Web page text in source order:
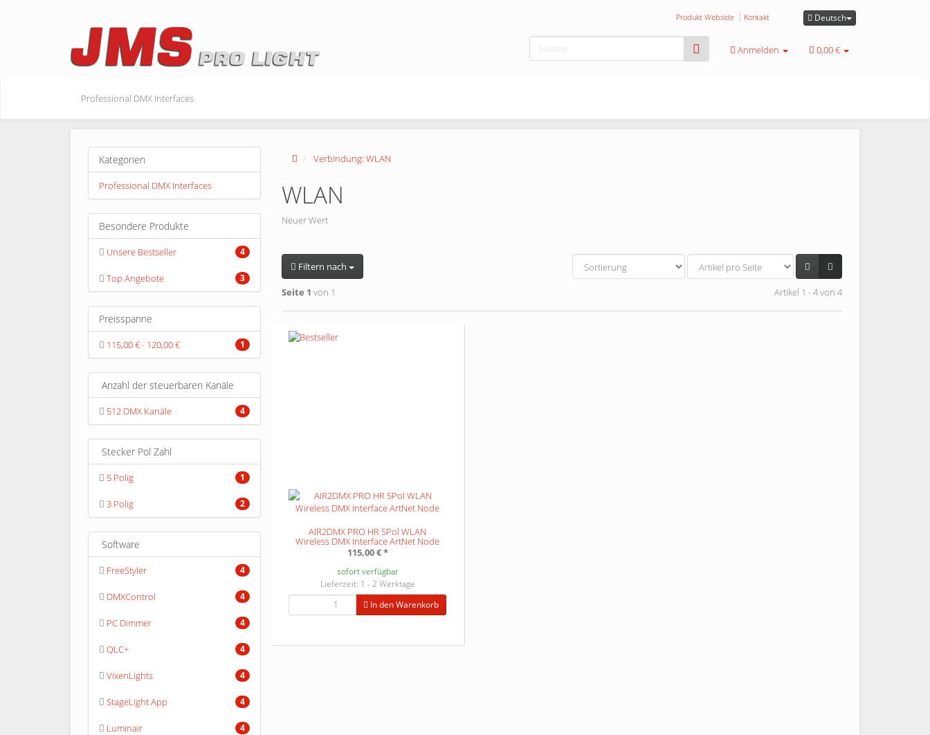
Deutsch
Produkt Webside Kontakt
Anmelden 0,00 €
Professional DMX Interfaces
Verbindung: WLAN
WLAN
Neuer Wert
Filtern nach
Seite 1 von 1 Artikel 1 - 4 von 4
AIR2DMX PRO HR 5Pol WLAN
Wireless DMX Interface ArtNet Node
115,00 €*
sofort verfügbar
Lieferzeit: 1 - 2 Werktage
In den Warenkorb
Kategorien
Professional DMX Interfaces
Besondere Produkte
4
Unsere Bestseller
3
Top Angebote
Preisspanne
1
115,00 € - 120,00 €
Anzahl der steuerbaren Kanäle
4
512 DMX Kanäle
Stecker Pol Zahl
1
5 Polig
2
3 Polig
Software
4
FreeStyler
4
DMXControl
4
PC Dimmer
4
QLC+
4
VixenLights
4
StageLight App
4
Luminair